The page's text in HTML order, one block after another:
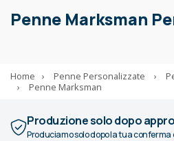
Penne Marksman
Home › Penne Personalizzate ›
›
Penne Marksman
Produzione solo dopo
Produciamo solo dopo la tua